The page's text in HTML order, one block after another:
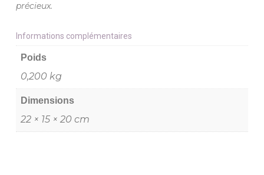
précieux.
Informations complémentaires
Poids
0,200 kg
Dimensions
22 × 15 × 20 cm